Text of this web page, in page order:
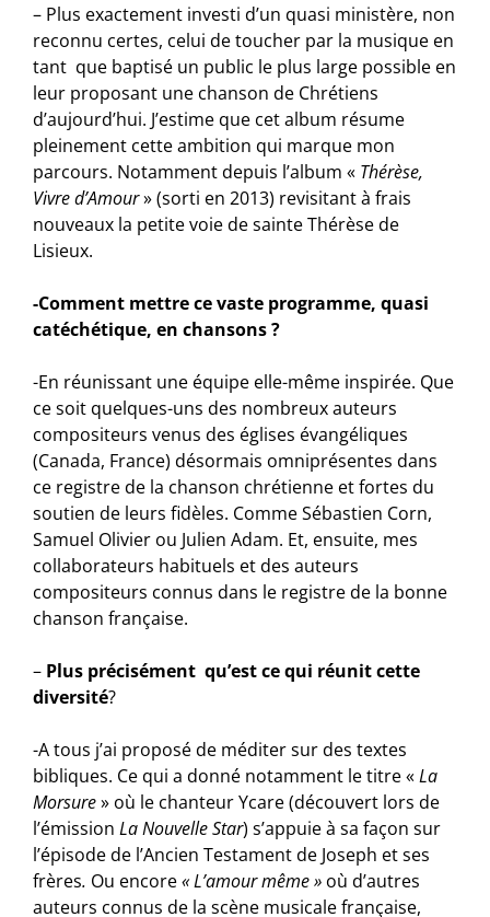
– Plus exactement investi d’un quasi ministère, non
reconnu certes, celui de toucher par la musique en
tant que baptisé un public le plus large possible en
leur proposant une chanson de Chrétiens
d’aujourd’hui. J’estime que cet album résume
pleinement cette ambition qui marque mon
parcours. Notamment depuis l’album « Thérèse,
Vivre d’Amour» (sorti en 2013) revisitant à frais
nouveaux la petite voie de sainte Thérèse de
Lisieux.
-Comment mettre ce vaste programme, quasi
catéchétique, en chansons ?
-En réunissant une équipe elle-même inspirée. Que
ce soit quelques-uns des nombreux auteurs
compositeurs venus des églises évangéliques
(Canada, France) désormais omniprésentes dans
ce registre de la chanson chrétienne et fortes du
soutien de leurs fidèles. Comme Sébastien Corn,
Samuel Olivier ou Julien Adam. Et, ensuite, mes
collaborateurs habituels et des auteurs
compositeurs connus dans le registre de la bonne
chanson française.
– Plus précisément qu’est ce qui réunit cette
diversité?
-A tous j’ai proposé de méditer sur des textes
bibliques. Ce qui a donné notamment le titre «La
Morsure» où le chanteur Ycare (découvert lors de
l’émissionLa Nouvelle Star) s’appuie à sa façon sur
l’épisode de l’Ancien Testament de Joseph et ses
frères. Ou encore« L’amour même » où d’autres
auteurs connus de la scène musicale française,